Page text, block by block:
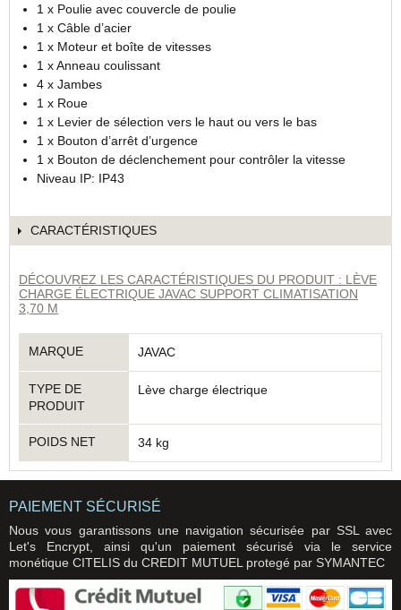
1 x Poulie avec couvercle de poulie
1 x Câble d’acier
1 x Moteur et boîte de vitesses
1 x Anneau coulissant
4 x Jambes
1 x Roue
1 x Levier de sélection vers le haut ou vers le bas
1 x Bouton d’arrêt d’urgence
1 x Bouton de déclenchement pour contrôler la vitesse
Niveau IP: IP43
CARACTÉRISTIQUES
DÉCOUVREZ LES CARACTÉRISTIQUES DU PRODUIT : LÈVE
CHARGE ÉLECTRIQUE JAVAC SUPPORT CLIMATISATION
3,70 M
MARQUE JAVAC
TYPE DE
PRODUIT
Lève charge électrique
POIDS NET 34 kg
PAIEMENT SÉCURISÉ
Nous vous garantissons une navigation sécurisée par SSL avec
Let's Encrypt, ainsi qu'un paiement sécurisé via le service
monétique CITELIS du CREDIT MUTUEL protegé par SYMANTEC